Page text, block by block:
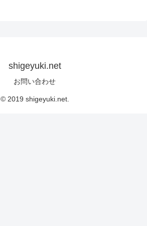
shigeyuki.net
お問い合わせ
© 2019 shigeyuki.net.